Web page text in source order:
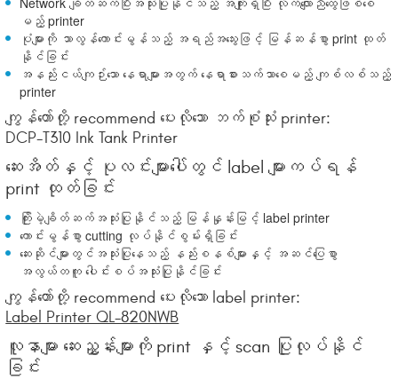
မည့် printer
ပုံများကို သာလွန်ကောင်းမွန်သည့် အရည်အသွေးဖြင့် မြန်ဆန်စွာ print ထုတ်
နိုင်ခြင်း
အနည်းငယ်ကျဉ်းသော နေရာများအတွက် နေရာစားသက်သာစေမည့် ကျစ်လစ်သည့်
printer
ကျွန်တော်တို့ recommend ပေးလိုသော ဘက်စုံသုံး printer:
DCP-T310 Ink Tank Printer
ဆေးအိတ်နှင့် ပုလင်းများပေါ်တွင် label များကပ်ရန်
print ထုတ်ခြင်း
ကြိုးမဲ့ချိတ်ဆက်အသုံးပြုနိုင်သည့် မြန်နှုန်းမြင့် label printer
ကောင်းမွန်စွာ cutting လုပ်နိုင်စွမ်းရှိခြင်း
ဆေးဆိုင်များတွင်အသုံးပြုနေသည့် နည်းစနစ်များနှင့် အဆင်ပြေစွာ
အလွယ်တကူ ပေါင်းစပ်အသုံးပြုနိုင်ခြင်း
ကျွန်တော်တို့ recommend ပေးလိုသော label printer:
Label Printer QL-820NWB
လူနာများ ဆေးညွှန်းများကို print နှင့် scan ပြုလုပ်နိုင်
ခြင်း